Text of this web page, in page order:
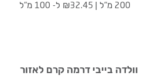
המקורי
הנוכחי
200 מ"ל ₪32.45 ל- 100 מ"ל
וולדה בייבי דרמה קרם לאזור